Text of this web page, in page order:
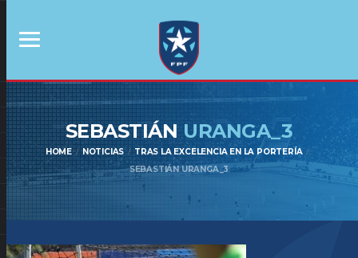
SEBASTIÁNURANGA_3
HOME NOTICIAS
TRAS LA EXCELENCIA EN LA PORTERÍA
SEBASTIÁN URANGA_3